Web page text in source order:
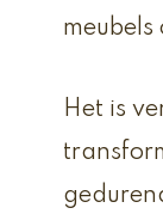
meubels
Het is